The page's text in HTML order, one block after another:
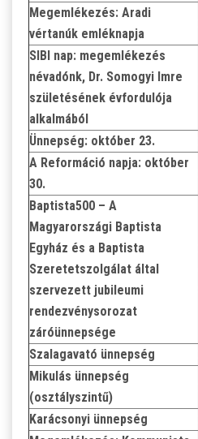
Megemlékezés: Aradi
vértanúk emléknapja
SIBI nap: megemlékezés
névadónk, Dr. Somogyi Imre
születésének évfordulója
alkalmából
Ünnepség: október 23.
A Reformáció napja: október
30.
Baptista500 – A
Magyarországi Baptista
Egyház és a Baptista
Szeretetszolgálat által
szervezett jubileumi
rendezvénysorozat
záróünnepsége
Szalagavató ünnepség
Mikulás ünnepség
(osztályszintű)
Karácsonyi ünnepség